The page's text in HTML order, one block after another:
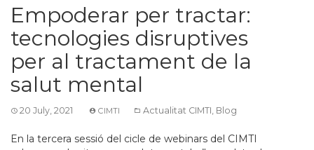
Empoderar per tractar:
tecnologies disruptives
per al tractament de la
salut mental
20 July, 2021 CIMTI Actualitat CIMTI, Blog
En la tercera sessió del cicle de webinars del CIMTI